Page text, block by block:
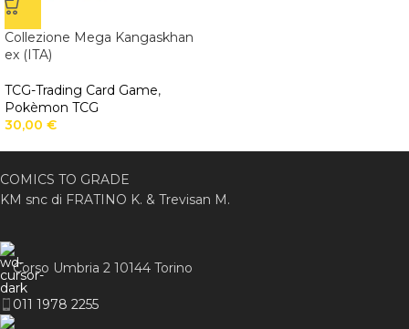
Collezione Mega Kangaskhan
ex (ITA)
TCG-Trading Card Game,
Pokèmon TCG
30,00 €
COMICS TO GRADE
KM snc di FRATINO K. & Trevisan M.
Corso Umbria 2 10144 Torino
011 1978 2255